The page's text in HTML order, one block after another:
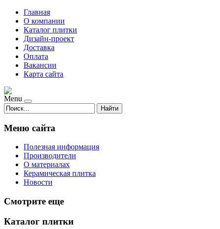
Главная
О компании
Каталог плитки
Дизайн-проект
Доставка
Оплата
Вакансии
Карта сайта
Menu
Найти
Меню сайта
Полезная информация
Производители
О материалах
Керамическая плитка
Новости
Смотрите еще
Каталог плитки